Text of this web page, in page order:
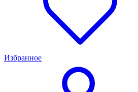
Избранное